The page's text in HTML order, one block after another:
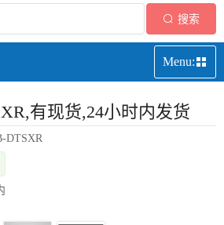
搜索
Menu:
,有现货,24小时内发货
DTSXR